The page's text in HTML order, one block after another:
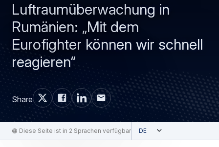
Luftraumüberwachung in
Rumänien: „Mit dem
Eurofighter können wir schnell
reagieren“
Share
Diese Seite ist in 2 Sprachen verfügbar German